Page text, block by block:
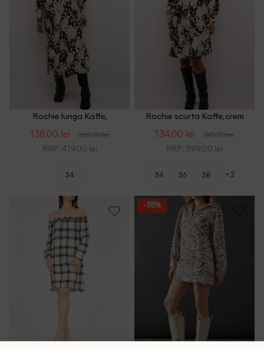
Rochie lunga Kaffe,
138.00 lei 265.00 lei
RRP: 419.00 lei
34
Rochie scurta Kaffe, crem
134.00 lei 245.00 lei
RRP: 399.00 lei
34 36 38 +2
- 55%